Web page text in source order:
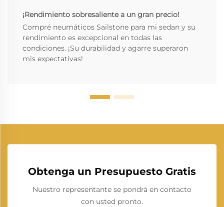
¡Rendimiento sobresaliente a un gran precio!
Compré neumáticos Sailstone para mi sedan y su
rendimiento es excepcional en todas las
condiciones. ¡Su durabilidad y agarre superaron
mis expectativas!
Obtenga un Presupuesto Gratis
Nuestro representante se pondrá en contacto
con usted pronto.